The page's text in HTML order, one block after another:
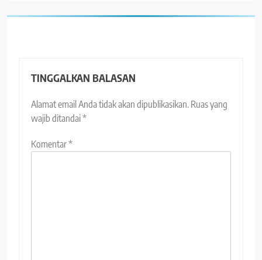
TINGGALKAN BALASAN
Alamat email Anda tidak akan dipublikasikan. Ruas yang
wajib ditandai*
Komentar*